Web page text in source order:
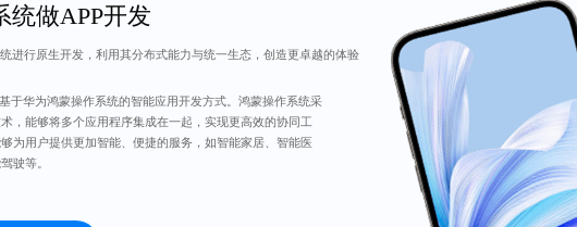
统做APP开发
进行原生开发，利用其分布式能力与统一生态，创造更卓越的体验
于华为鸿蒙操作系统的智能应用开发方式。鸿蒙操作系统采
，能够将多个应用程序集成在一起，实现更高效的协同工
为用户提供更加智能、便捷的服务，如智能家居、智能医
驶等。